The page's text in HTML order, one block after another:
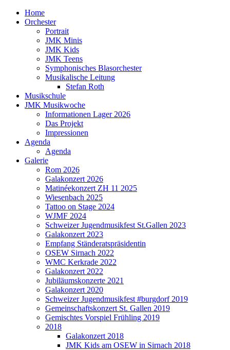
Home
Orchester
Portrait
JMK Minis
JMK Kids
JMK Teens
Symphonisches Blasorchester
Musikalische Leitung
Stefan Roth
Musikschule
JMK Musikwoche
Informationen Lager 2026
Das Projekt
Impressionen
Agenda
Agenda
Galerie
Rom 2026
Galakonzert 2026
Matinéekonzert ZH 11 2025
Wiesenbach 2025
Tattoo on Stage 2024
WJMF 2024
Schweizer Jugendmusikfest St.Gallen 2023
Galakonzert 2023
Empfang Ständeratspräsidentin
OSEW Sirnach 2022
WMC Kerkrade 2022
Galakonzert 2022
Jubiläumskonzerte 2021
Galakonzert 2020
Schweizer Jugendmusikfest #burgdorf 2019
Gemeinschaftskonzert St. Gallen 2019
Gemischtes Vorspiel Frühling 2019
2018
Galakonzert 2018
JMK Kids am OSEW in Sirnach 2018